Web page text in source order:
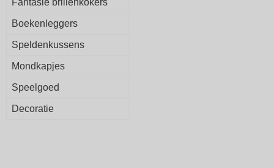
Fantasie brillenkokers
Boekenleggers
Speldenkussens
Mondkapjes
Speelgoed
Decoratie